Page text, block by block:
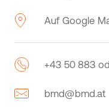
Auf Google
+43 50 883
bmd@bmd.at